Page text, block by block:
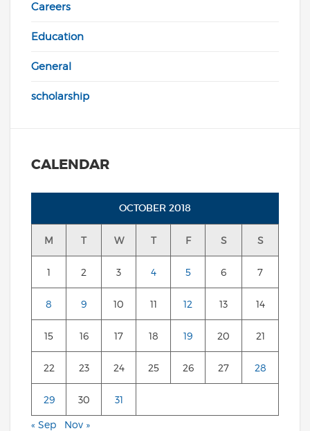
Careers
Education
General
scholarship
CALENDAR
OCTOBER 2018
M T W T F S S
1 2 3 4 5 6 7
8 9 10 11 12 13 14
15 16 17 18 19 20 21
22 23 24 25 26 27 28
29 30 31
« Sep Nov »